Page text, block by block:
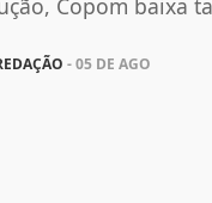
Copom baixa
- 05 DE AGO